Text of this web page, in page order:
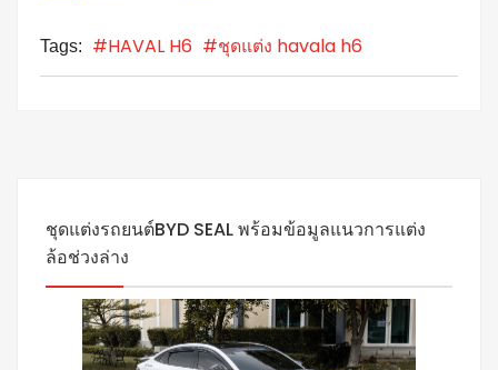
Tags: #HAVAL H6 #ชุดแต่ง havala h6
ชุดแต่งรถยนต์BYD SEAL พร้อมข้อมูลแนวการแต่ง
ล้อช่วงล่าง